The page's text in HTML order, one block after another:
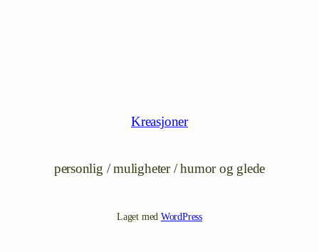
Kreasjoner
personlig / muligheter / humor og glede
Laget med WordPress